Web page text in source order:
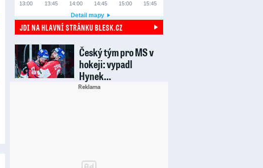
15:45
15:00
14:45
14:00
13:45
13:00
Detail mapy
JDI NA HLAVNÍ STRÁNKU BLESK.CZ
Český tým pro MS v
hokeji: vypadl
Hynek…